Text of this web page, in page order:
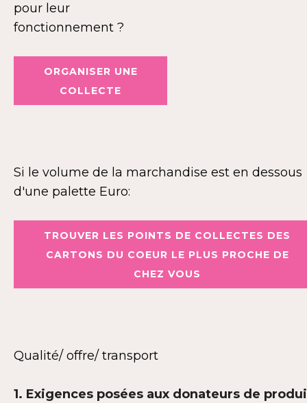
pour leur
fonctionnement ?
ORGANISER UNE
COLLECTE
Si le volume de la marchandise est en dessous
d'une palette Euro:
TROUVER LES POINTS DE COLLECTES DES
CARTONS DU COEUR LE PLUS PROCHE DE
CHEZ VOUS
Qualité/ offre/ transport
1. Exigences posées aux donateurs de